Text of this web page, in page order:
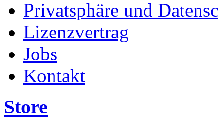
Privatsphäre und
Lizenzvertrag
Jobs
Kontakt
Store